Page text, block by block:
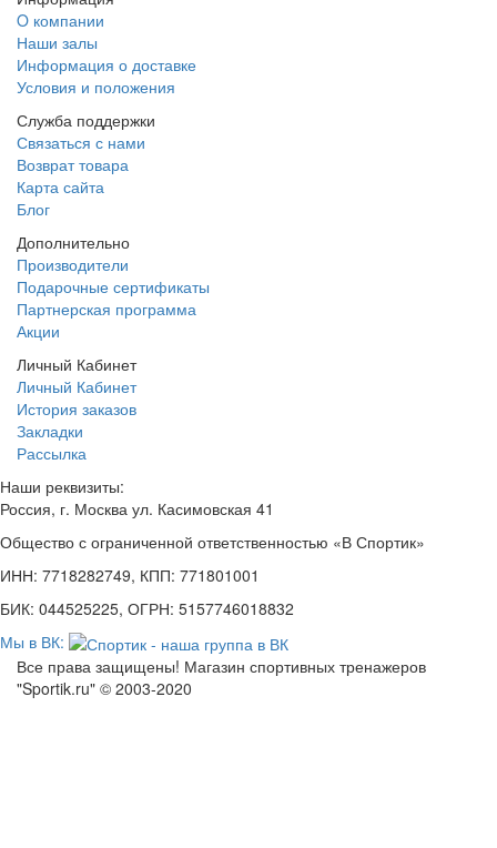
O компании
Наши залы
Информация о доставке
Условия и положения
Служба поддержки
Связаться с нами
Возврат товара
Карта сайта
Блог
Дополнительно
Производители
Подарочные сертификаты
Партнерская программа
Акции
Личный Кабинет
Личный Кабинет
История заказов
Закладки
Рассылка
Наши реквизиты:
Россия, г. Москва ул. Касимовская 41
Общество с ограниченной ответственностью «В Спортик»
ИНН: 7718282749, КПП: 771801001
БИК: 044525225, ОГРН: 5157746018832
Мы в ВК:
Все права защищены! Магазин спортивных тренажеров
"Sportik.ru" © 2003-2020